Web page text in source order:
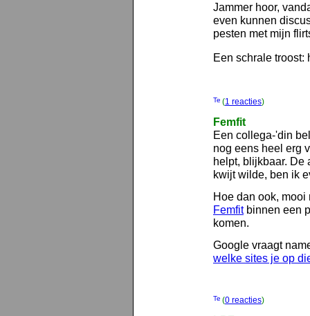
Jammer hoor,
even kunnen
pesten met mijn
Een schrale troost:
(1 reacties)
Femfit
Een collega-'din
nog eens heel erg
helpt, blijkbaar.
kwijt wilde, ben ik
Hoe dan ook,
Femfitbinnen een
komen.
Google vraagt
welke sites je op
(0 reacties)